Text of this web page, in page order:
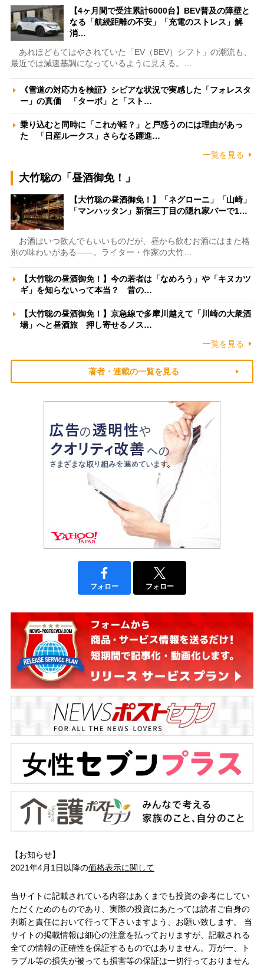
【4ヶ月間で受注累計6000台】BEV普及の障壁と
なる「航続距離の不安」「充電のストレス」解
消…
あれほどもてはやされていた「EV（BEV）シフト」の潮流も、
最近では減速基調になっているように見える。…
《雪道の対応力を検証》シビアな状況で実感した「フォレスタ
ー」の真価 「ターボ」と「スト…
乗り込むと同時に「これが軽？」と戸惑うのには理由があっ
た 「日産ルークス」さらなる躍進…
一覧を見る
大竹聡の「昼酒御免！」
【大竹聡の昼酒御免！】「ネグローニ」「山崎」
「マンハッタン」新宿三丁目の隠れ家バーで1…
お酒はいつ飲んでもいいものだが、昼から飲むお酒にはまた格
別の味わいがある――。ライター・作家の大竹…
【大竹聡の昼酒御免！】今の若者は「なめろう」や「キヌカツ
ギ」を知らないって本当？ 昔の…
【大竹聡の昼酒御免！】京急線で多摩川越えて「川崎の大衆酒
場」へと昼酒旅 押し寄せるノス…
一覧を見る
著者・連載の一覧を見る
フォロー フォロー
【お知らせ】
2021年4月1日以降の価格表示に関して
当サイトに記載されている内容はあくまでも投資の参考にしてい
ただくためのものであり、実際の投資にあたっては読者ご自身の
判断と責任において行って下さいますよう、お願い致します。 当
サイトの掲載情報は細心の注意を払っておりますが、記載される
全ての情報の正確性を保証するものではありません。万が一、ト
ラブル等の損失が被っても損害等の保証は一切行っておりません